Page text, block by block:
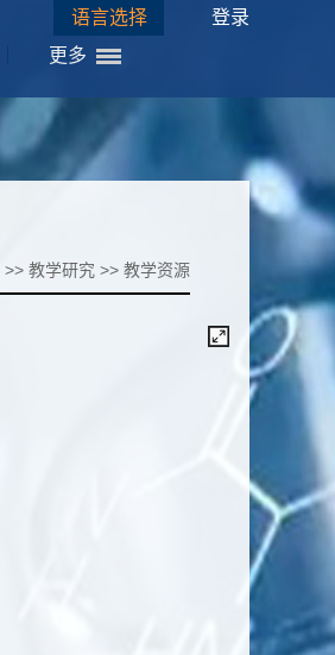
语言选择
更多
登录
>> 教学研究 >> 教学资源